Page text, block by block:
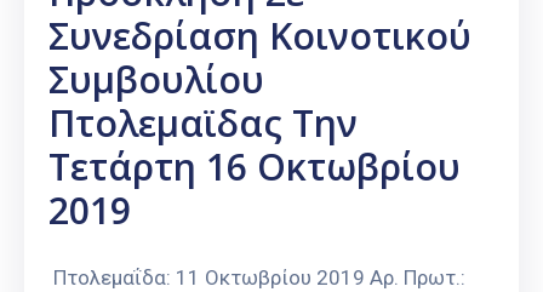
Αποφάσεις
Τηλέφωνα
Καιρός
Συνεδρίαση Κοινοτικού
Συμβουλίου
Πτολεμαϊδας Την
Τετάρτη 16 Οκτωβρίου
2019
Πτολεμαΐδα: 11 Οκτωβρίου 2019 Αρ. Πρωτ.: